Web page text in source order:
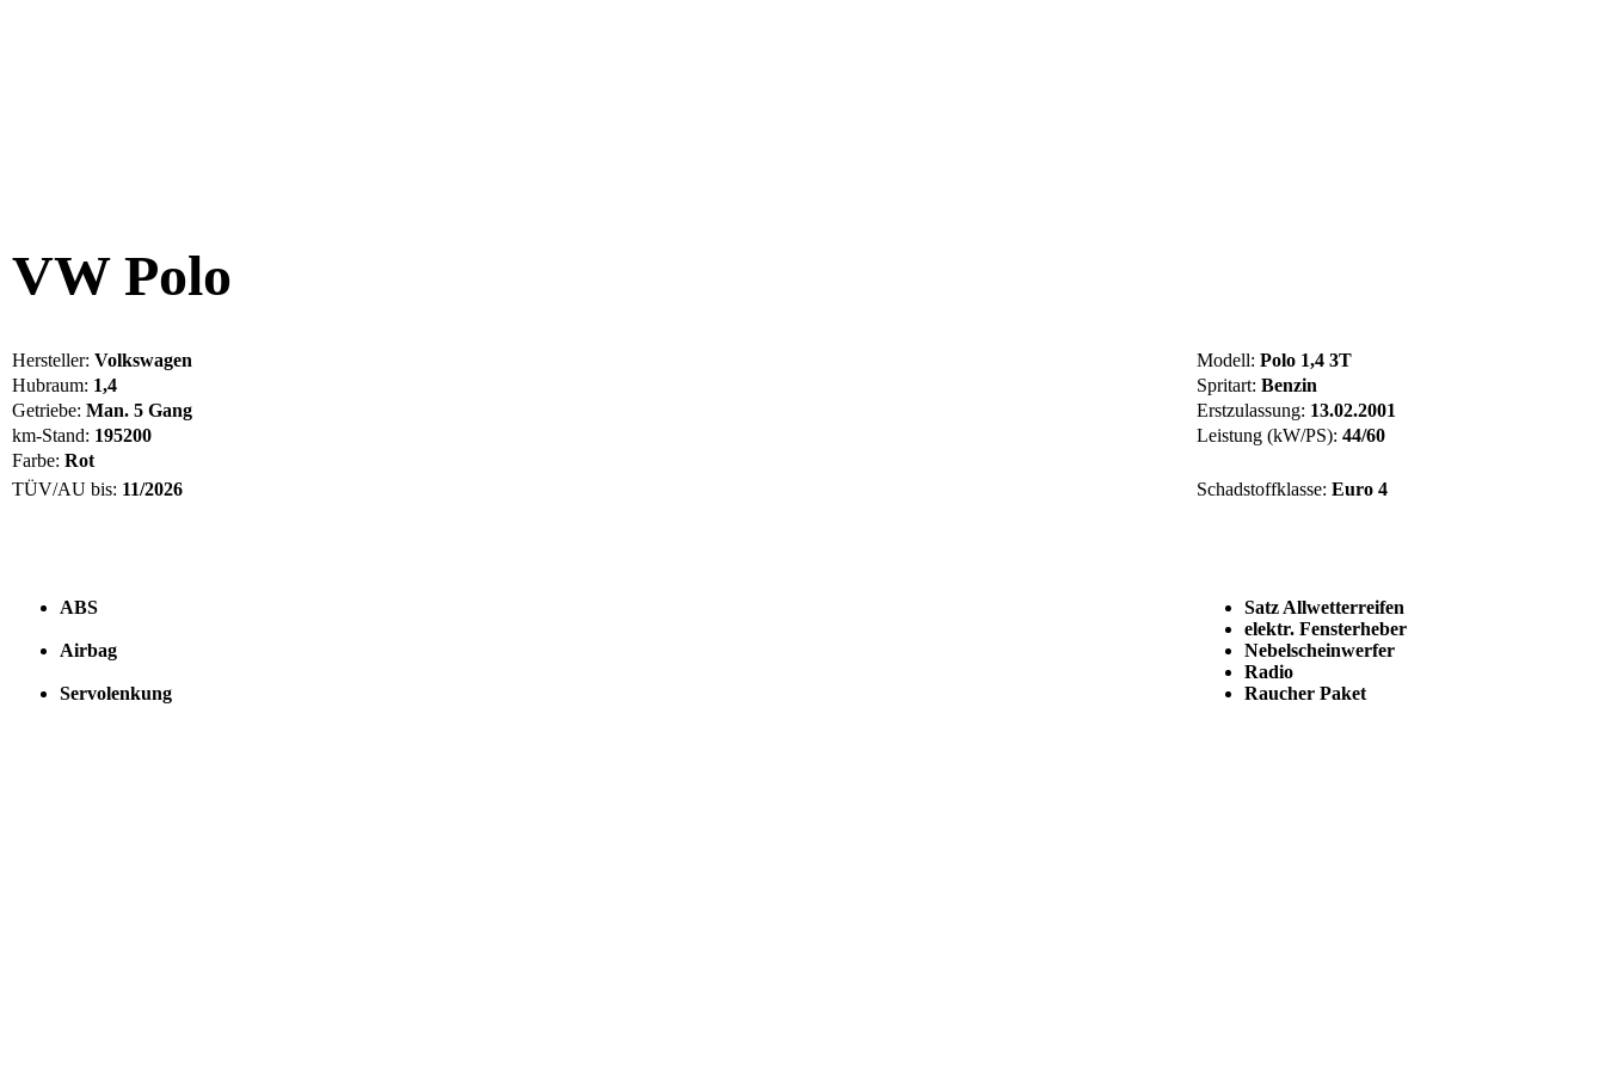
VW Polo
Hersteller: Volkswagen Modell: Polo 1,4 3T
Hubraum: 1,4 Spritart: Benzin
Getriebe: Man. 5 Gang Erstzulassung: 13.02.2001
km-Stand: 195200 Leistung (kW/PS): 44/60
Farbe: Rot
TÜV/AU bis: 11/2026 Schadstoffklasse: Euro 4
ABS
Airbag
Servolenkung
Satz Allwetterreifen
elektr. Fensterheber
Nebelscheinwerfer
Radio
Raucher Paket